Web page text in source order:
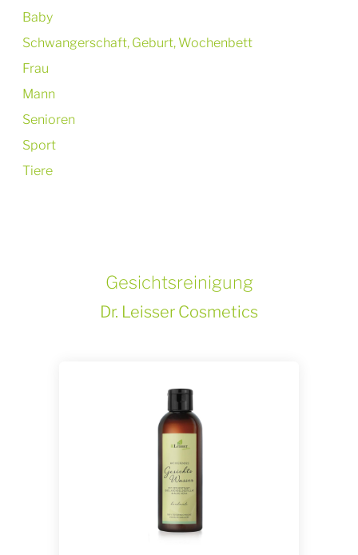
Baby
Schwangerschaft, Geburt, Wochenbett
Frau
Mann
Senioren
Sport
Tiere
Gesichtsreinigung
Dr. Leisser Cosmetics